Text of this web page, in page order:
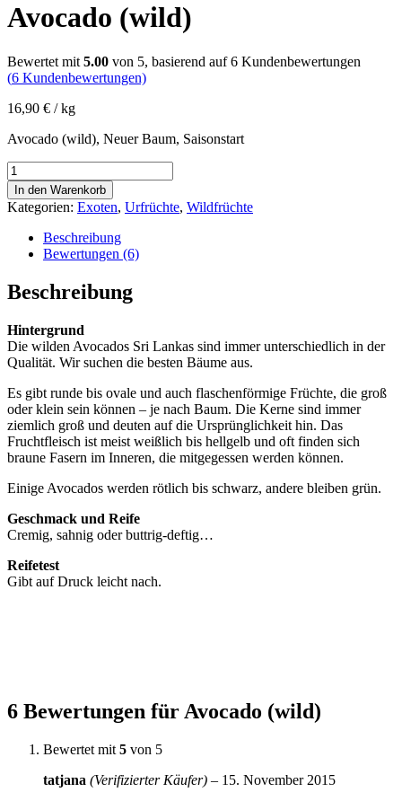
Avocado (wild)
Bewertet mit 5.00 von 5, basierend auf6 Kundenbewertungen
(6 Kundenbewertungen)
16,90 € / kg
Avocado (wild), Neuer Baum, Saisonstart
Avocado
(wild)
Menge
In den Warenkorb
Kategorien: Exoten, Urfrüchte, Wildfrüchte
Beschreibung
Bewertungen (6)
Beschreibung
Hintergrund
Die wilden Avocados Sri Lankas sind immer unterschiedlich in der
Qualität. Wir suchen die besten Bäume aus.
Es gibt runde bis ovale und auch flaschenförmige Früchte, die groß
oder klein sein können – je nach Baum. Die Kerne sind immer
ziemlich groß und deuten auf die Ursprünglichkeit hin. Das
Fruchtfleisch ist meist weißlich bis hellgelb und oft finden sich
braune Fasern im Inneren, die mitgegessen werden können.
Einige Avocados werden rötlich bis schwarz, andere bleiben grün.
Geschmack und Reife
Cremig, sahnig oder buttrig-deftig…
Reifetest
Gibt auf Druck leicht nach.
6 Bewertungen für Avocado (wild)
Bewertet mit 5 von 5
tatjana (Verifizierter Käufer) – 15. November 2015